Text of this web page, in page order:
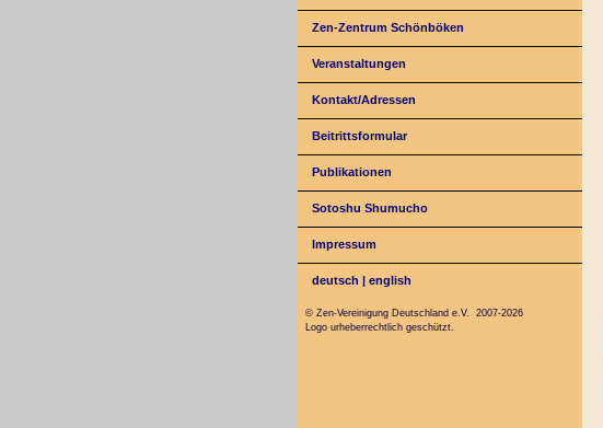
Zen-Zentrum Schönböken
Veranstaltungen
Kontakt/Adressen
Beitrittsformular
Publikationen
Sotoshu Shumucho
Impressum
deutsch |english
© Zen-Vereinigung Deutschland e.V. 2007-2026
Logo urheberrechtlich geschützt.